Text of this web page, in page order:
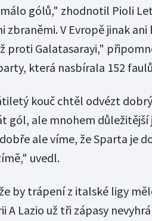
gólů," zhodnotil Pioli
zbraněmi. V Evropě jinak ani
proti Galatasarayi,"
která nasbírala 152
kouč chtěl odvézt
gól, ale mnohem důležitější
ale víme, že Sparta je
uvedl.
by trápení z italské ligy
A Lazio už tři zápasy